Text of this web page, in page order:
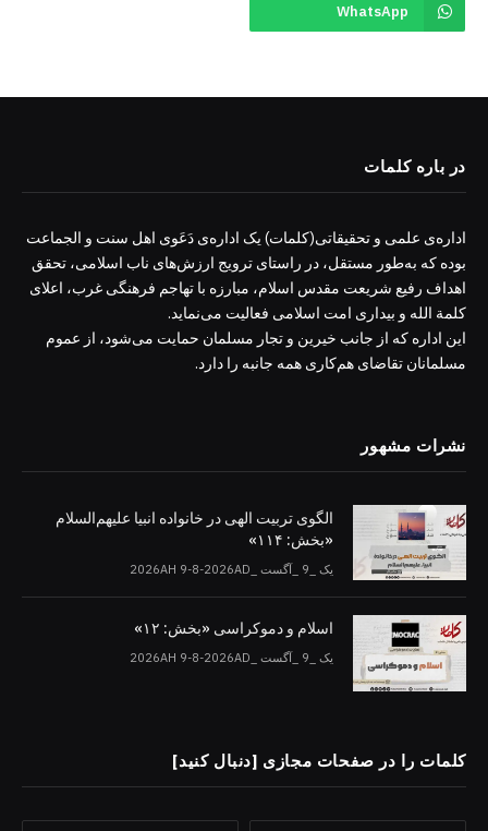
WhatsApp
در باره کلمات
اداره‌ی علمی و تحقیقاتی(کلمات) یک اداره‌ی دَعَوی اهل سنت و الجماعت
بوده که به‌طور مستقل، در راستای ترویج ارزش‌های ناب اسلامی، تحقق
اهداف رفیع شریعت مقدس اسلام، مبارزه با تهاجم فرهنگی غرب، اعلای
کلمة الله و بیداری امت اسلامی فعالیت می‌نماید.
این اداره که از جانب خیرین و تجار مسلمان حمایت می‌شود، از عموم
مسلمانان تقاضای هم‌کاری همه جانبه را دارد.
نشرات مشهور
الگوی تربیت الهی در خانواده انبیا‌‌ علیهم‌السلام
«بخش: ۱۱۴»
یک _9 _آگست _2026AH 9-8-2026AD
اسلام و دموکراسی «بخش: ۱۲»
یک _9 _آگست _2026AH 9-8-2026AD
کلمات را در صفحات مجازی [دنبال کنید]